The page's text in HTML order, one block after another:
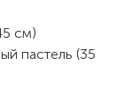
см)
пастель (35